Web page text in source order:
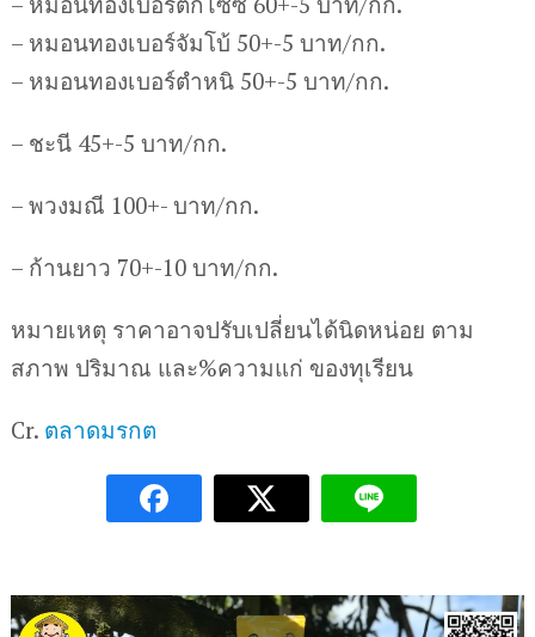
– หมอนทองเบอร์จัมโบ้ 50+-5 บาท/กก.
– หมอนทองเบอร์ตำหนิ 50+-5 บาท/กก.
– ชะนี 45+-5 บาท/กก.
– พวงมณี 100+- บาท/กก.
– ก้านยาว 70+-10 บาท/กก.
หมายเหตุ ราคาอาจปรับเปลี่ยนได้นิดหน่อย ตาม
สภาพ ปริมาณ และ%ความแก่ ของทุเรียน
Cr. ตลาดมรกต